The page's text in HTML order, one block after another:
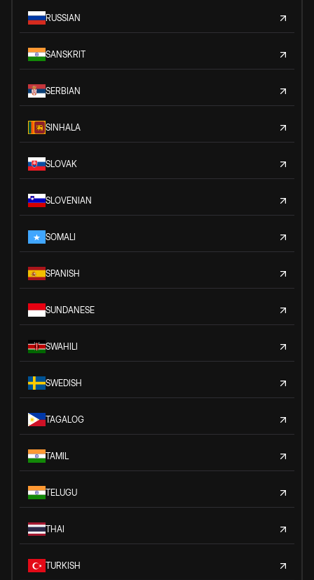
RUSSIAN
SANSKRIT
SERBIAN
SINHALA
SLOVAK
SLOVENIAN
SOMALI
SPANISH
SUNDANESE
SWAHILI
SWEDISH
TAGALOG
TAMIL
TELUGU
THAI
TURKISH